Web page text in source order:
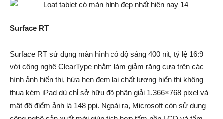
Surface RT
Surface RT sử dụng màn hình có độ sáng 400 nit, tỷ lệ 16:9
với công nghệ ClearType nhằm làm giảm răng cưa trên các
hình ảnh hiển thị, hứa hẹn đem lại chất lượng hiển thị không
thua kém iPad dù chỉ sở hữu độ phân giải 1.366×768 pixel và
mật độ điểm ảnh là 148 ppi. Ngoài ra, Microsoft còn sử dụng